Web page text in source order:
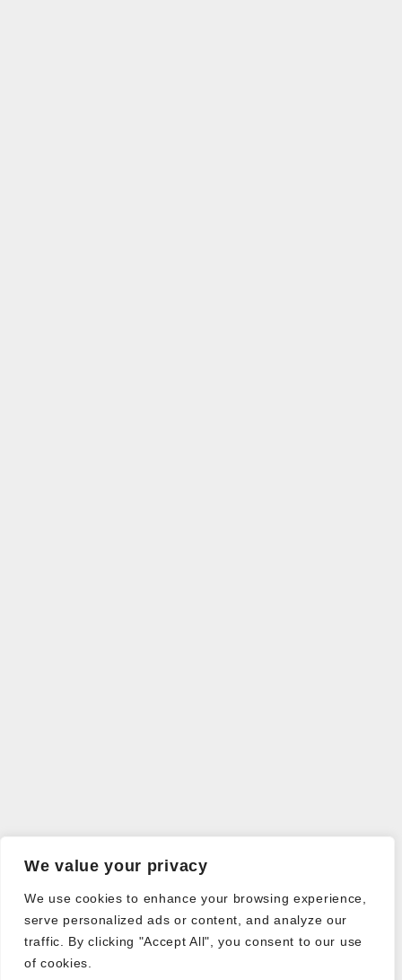
We value your privacy
We use cookies to enhance your browsing experience,
serve personalized ads or content, and analyze our
traffic. By clicking "Accept All", you consent to our use
of cookies.